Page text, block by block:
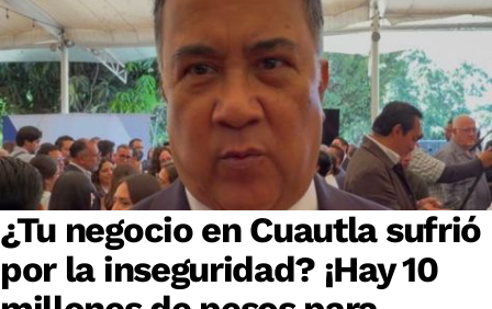
¿Tu negocio en Cuautla sufrió
por la inseguridad? ¡Hay 10